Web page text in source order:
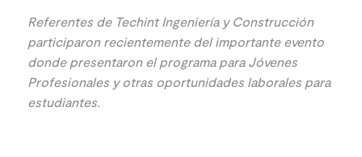
Referentes de Techint Ingeniería y Construcción
participaron recientemente del importante evento
donde presentaron el programa para Jóvenes
Profesionales y otras oportunidades laborales para
estudiantes.